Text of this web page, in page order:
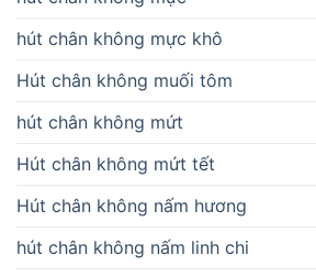
hút chân không mực khô
Hút chân không muối tôm
hút chân không mứt
Hút chân không mứt tết
Hút chân không nấm hương
hút chân không nấm linh chi